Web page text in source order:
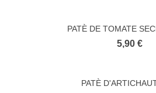
PATÈ DE TOMATE
5,90 €
PATÈ